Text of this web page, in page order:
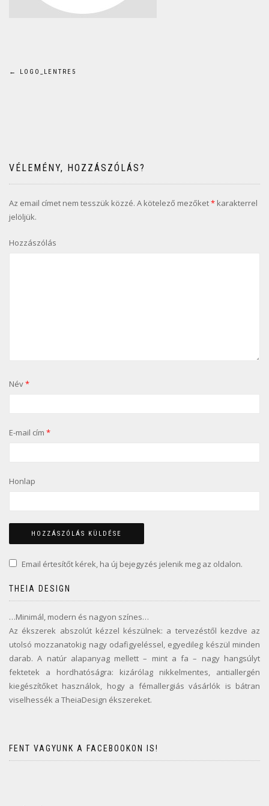
Bejegyzés
← LOGO_LENTRE5
VÉLEMÉNY, HOZZÁSZÓLÁS?
Az email címet nem tesszük közzé. A kötelező mezőket* karakterrel
jelöljük.
Hozzászólás
Név*
E-mail cím *
Honlap
Email értesítőt kérek, ha új bejegyzés jelenik meg az oldalon.
THEIA DESIGN
…Minimál, modern és nagyon színes…
Az ékszerek abszolút kézzel készülnek: a tervezéstől kezdve az
utolsó mozzanatokig nagy odafigyeléssel, egyedileg készül minden
darab. A natúr alapanyag mellett – mint a fa – nagy hangsúlyt
fektetek a hordhatóságra: kizárólag nikkelmentes, antiallergén
kiegészítőket használok, hogy a fémallergiás vásárlók is bátran
viselhessék a TheiaDesign ékszereket.
FENT VAGYUNK A FACEBOOKON IS!